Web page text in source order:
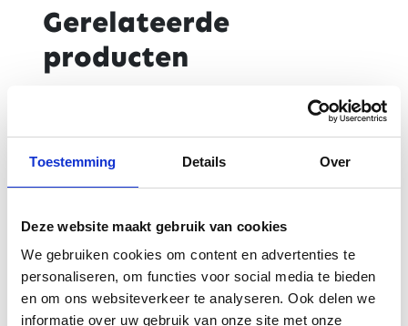
Toestemming Details Over
Deze website maakt gebruik van cookies
We gebruiken cookies om content en advertenties te
personaliseren, om functies voor social media te bieden
en om ons websiteverkeer te analyseren. Ook delen we
informatie over uw gebruik van onze site met onze
Gerelateerde
producten
Yamaha First
aid kit
Telefoonhouder
Armband